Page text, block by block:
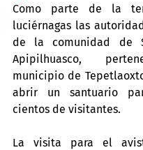
Como parte de la
luciérnagas las
de la comunidad de
Apipilhuasco,
municipio de
abrir un santuario
cientos de visitantes.
La visita para el